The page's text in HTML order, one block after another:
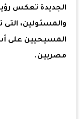
الجديدة تعكس
والمسئولين، التى
المسيحيين على
مصريين.